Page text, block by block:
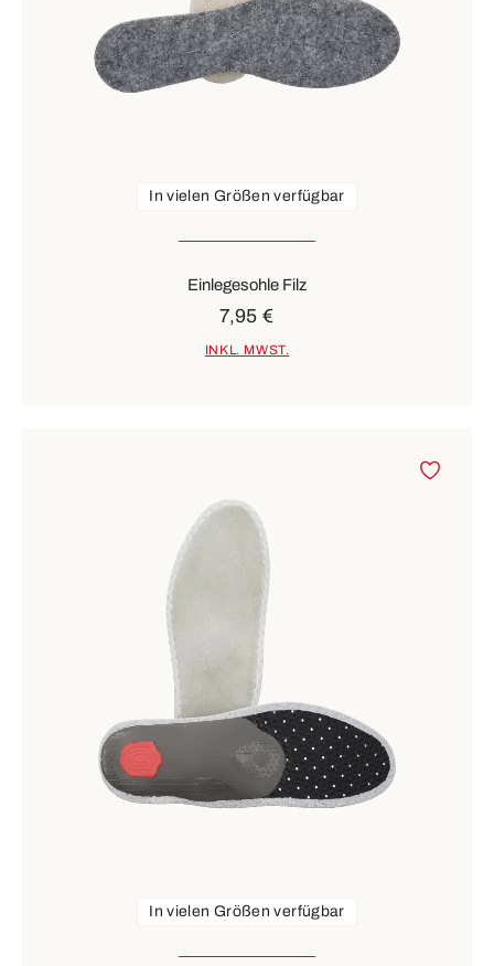
In vielen Größen verfügbar
Einlegesohle Filz
7,95 €
INKL. MWST.
In vielen Größen verfügbar